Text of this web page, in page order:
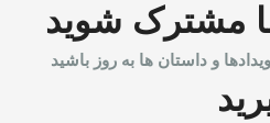
مشترک شوید
و داستان ها به روز باشید